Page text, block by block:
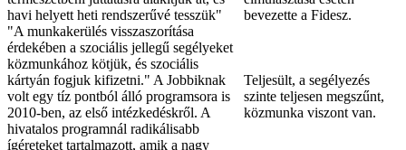
havi helyett heti rendszerűvé tesszük"
bevezette a Fidesz.
"A munkakerülés visszaszorítása
érdekében a szociális jellegű segélyeket
közmunkához kötjük, és szociális
kártyán fogjuk kifizetni." A Jobbiknak
volt egy tíz pontból álló programsora is
2010-ben, az első intézkedéskről. A
hivatalos programnál radikálisabb
ígéreteket tartalmazott, amik a nagy
Teljesült, a segélyezés
szinte teljesen megszűnt,
közmunka viszont van.